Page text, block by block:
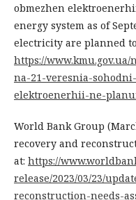
obmezhen
energy system as of
electricity are planned
https://
na-21-veresnia-
elektroenerhii-ne-
World Bank Group
recovery and
at: https://
release/2023/03/23/
reconstruction-needs-